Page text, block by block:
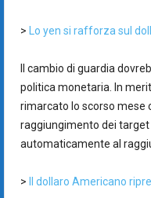
> Lo yen si rafforza sul
Il cambio di guardia
politica monetaria. In
rimarcato lo scorso mese
raggiungimento dei target
automaticamente al
> Il dollaro Americano